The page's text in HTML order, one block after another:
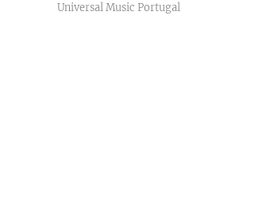
Universal Music Portugal